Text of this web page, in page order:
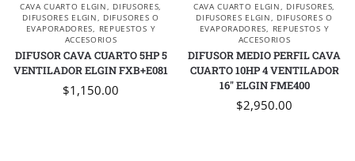
CAVA CUARTO ELGIN, DIFUSORES,
DIFUSORES ELGIN, DIFUSORES O
EVAPORADORES, REPUESTOS Y
ACCESORIOS
DIFUSOR CAVA CUARTO 5HP 5
VENTILADOR ELGIN FXB+E081
$1,150.00
CAVA CUARTO ELGIN, DIFUSORES,
DIFUSORES ELGIN, DIFUSORES O
EVAPORADORES, REPUESTOS Y
ACCESORIOS
DIFUSOR MEDIO PERFIL CAVA
CUARTO 10HP 4 VENTILADOR
16″ ELGIN FME400
$2,950.00